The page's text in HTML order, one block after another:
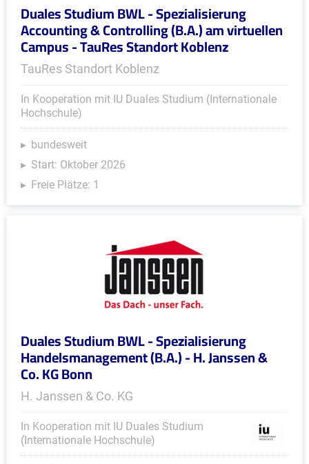
Duales Studium BWL - Spezialisierung
Accounting & Controlling (B.A.) am virtuellen
Campus - TauRes Standort Koblenz
TauRes Standort Koblenz
In Kooperation mit IU Duales Studium (Internationale
Hochschule)
bundesweit
Start: Oktober 2026
Freie Plätze: 1
Duales Studium BWL - Spezialisierung
Handelsmanagement (B.A.) - H. Janssen &
Co. KG Bonn
H. Janssen & Co. KG
In Kooperation mit IU Duales Studium
(Internationale Hochschule)